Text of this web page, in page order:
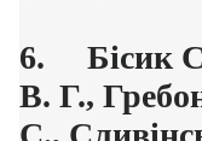
6. Бісик
В. Г.,